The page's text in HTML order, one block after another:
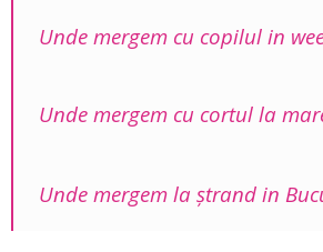
Unde mergem cu copilul in
Unde mergem cu cortul la
Unde mergem la ştrand in